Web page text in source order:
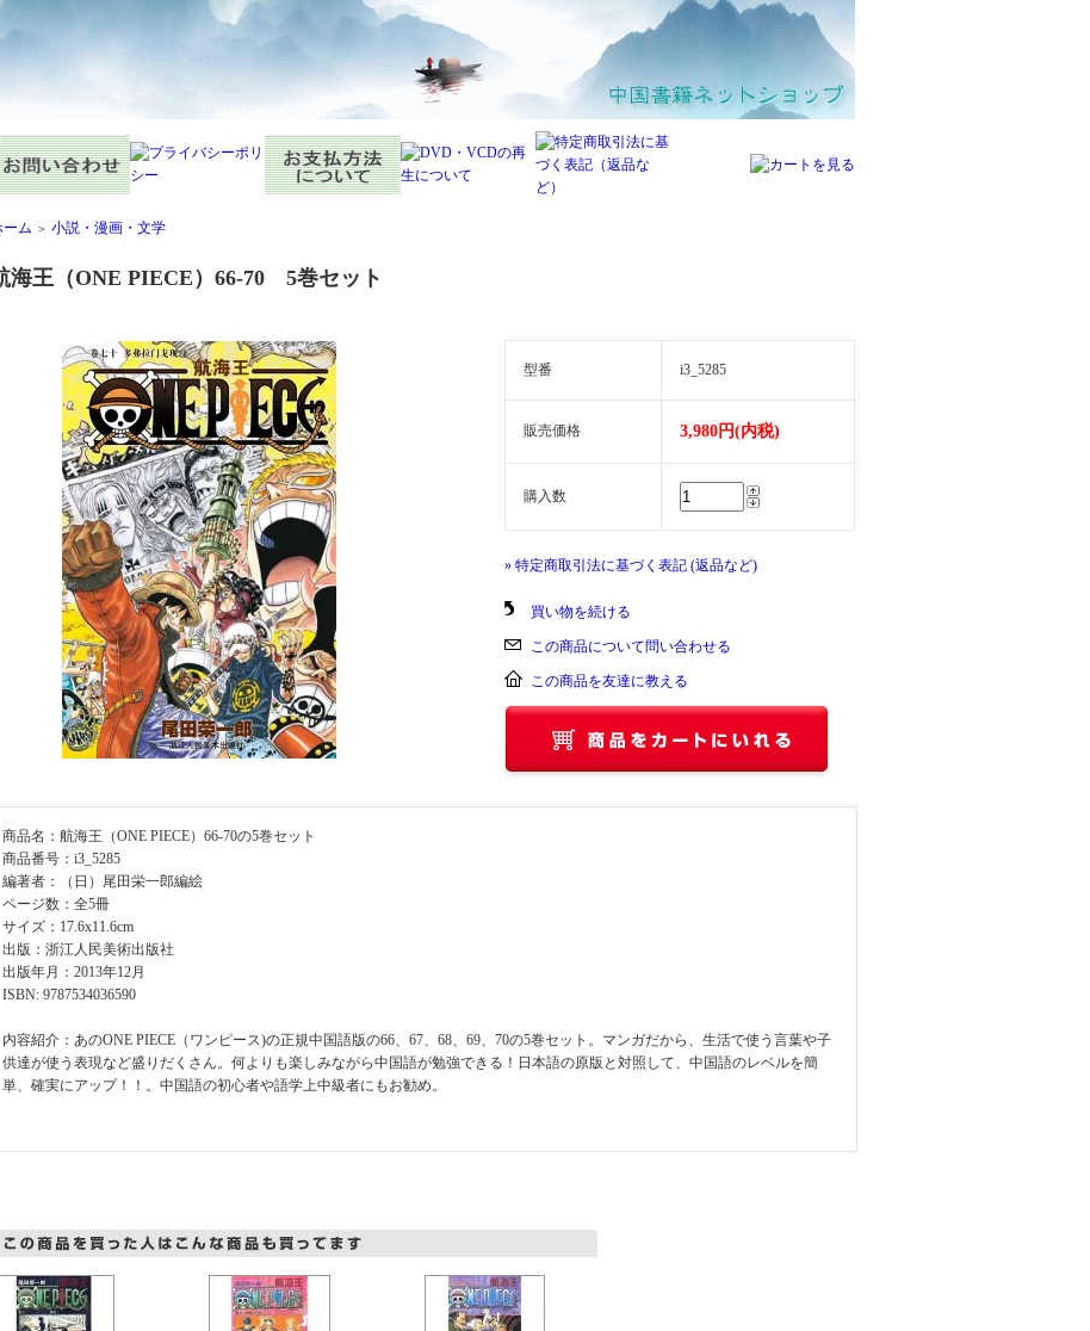
ーム ＞ 小説・漫画・文学
海王（ONE PIECE）66-70 5巻セット
型番 i3_5285
販売価格 3,980円(内税)
購入数
» 特定商取引法に基づく表記 (返品など)
買い物を続ける
この商品について問い合わせる
この商品を友達に教える
商品名：航海王（ONE PIECE）66-70の5巻セット
商品番号：i3_5285
編著者：（日）尾田栄一郎編絵
ページ数：全5冊
サイズ：17.6x11.6cm
出版：浙江人民美術出版社
出版年月：2013年12月
ISBN: 9787534036590
内容紹介：あのONE PIECE（ワンピース)の正規中国語版の66、67、68、69、70の5巻セット。マンガだから、生活で使う言葉や子
供達が使う表現など盛りだくさん。何よりも楽しみながら中国語が勉強できる！日本語の原版と対照して、中国語のレベルを簡
単、確実にアップ！！。中国語の初心者や語学上中級者にもお勧め。